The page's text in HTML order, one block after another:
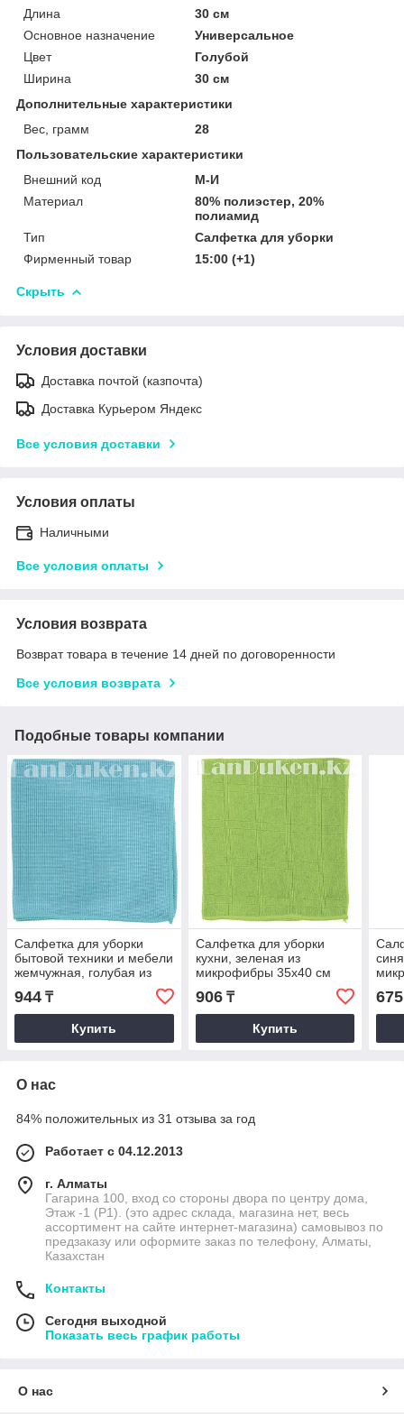
Длина
30 см
Основное назначение
Универсальное
Цвет
Голубой
Ширина
30 см
Дополнительные характеристики
Вес, грамм
28
Пользовательские характеристики
Внешний код
М-И
Материал
80% полиэстер, 20%
полиамид
Тип
Салфетка для уборки
Фирменный товар
15:00 (+1)
Скрыть
Условия доставки
Доставка почтой (казпочта)
Доставка Курьером Яндекс
Все условия доставки
Условия оплаты
Наличными
Все условия оплаты
Условия возврата
Возврат товара в течение 14 дней по договоренности
Все условия возврата
Подобные товары компании
Салфетка для уборки
бытовой техники и мебели
жемчужная, голубая из
микрофибры 40х40 см
ELFE 92317 (002)
944 ₸
Купить
Салфетка для уборки
кухни, зеленая из
микрофибры 35х40 см
ELFE 92314 (002)
906₸
Купить
675
О нас
84% положительных из 31 отзыва за год
Работает с 04.12.2013
г. Алматы
Гагарина 100, вход со стороны двора по центру дома,
Этаж -1 (P1). (это адрес склада, магазина нет, весь
ассортимент на сайте интернет-магазина) самовывоз по
предзаказу или оформите заказ по телефону, Алматы,
Казахстан
Контакты
Сегодня выходной
Показать весь график работы
О нас